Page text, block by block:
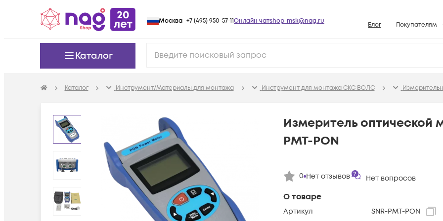
Москва +7 (495) 950-57-11Онлайн чатshop-msk@nag.ru Блог Покупателям
Условия
Возврат
Конфигураторы
Каталог
Каталог Инструмент/Материалы для монтажа Инструмент для монтажа СКС ВОЛС
О товаре
Артикул
SNR-PMT-PON
Измеритель оптической
PMT-PON
0 Нет отзывов Нет вопросов